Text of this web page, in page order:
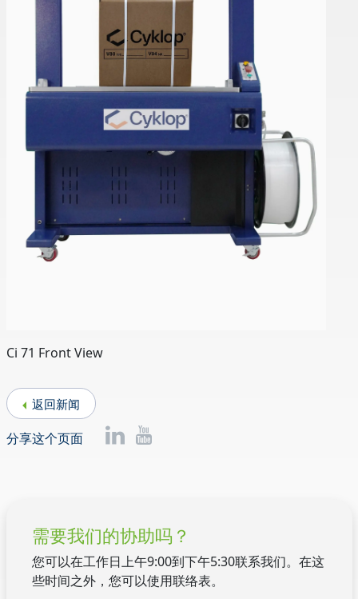
Ci 71 Front View
返回新闻
分享这个页面
需要我们的协助吗？
您可以在工作日上午9:00到下午5:30联系我们。在这
些时间之外，您可以使用联络表。